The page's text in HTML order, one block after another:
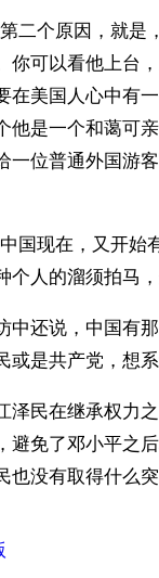
二个原因，就是
你可以看他上台
在美国人心中有
他是一个和蔼可
一位普通外国游
国现在，又开始
个人的溜须拍马
中还说，中国有
或是共产党，想
泽民在继承权力
避免了邓小平之
也没有取得什么